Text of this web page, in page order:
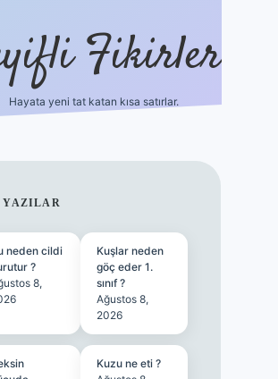
Fikirler
Hayata yeni tat katan kısa satırlar.
YAZILAR
neden cildi
?
8,
Kuşlar neden
göç eder 1.
sınıf ?
Ağustos 8,
2026
Kuzu ne eti ?
vd casino giriş